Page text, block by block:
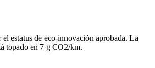
estatus de eco-innovación aprobada. La
topado en 7 g CO2/km.